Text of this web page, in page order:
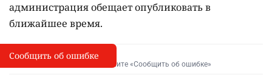
администрация обещает опубликовать в
ближайшее время.
I
Сообщить об опечатке
Выделите фрагмент и нажмите «Сообщить об ошибке»
Сообщить об ошибке